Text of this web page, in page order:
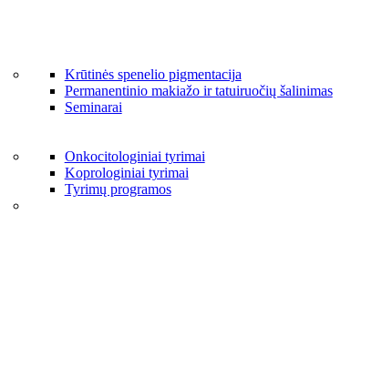
Krūtinės spenelio pigmentacija
Permanentinio makiažo ir tatuiruočių šalinimas
Seminarai
Onkocitologiniai tyrimai
Koprologiniai tyrimai
Tyrimų programos